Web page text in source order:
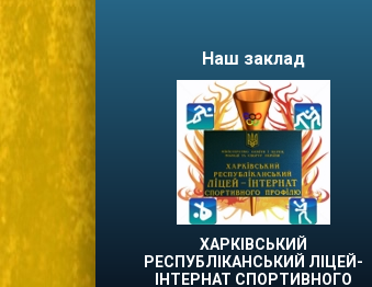
Наш заклад
ХАРКІВСЬКИЙ
РЕСПУБЛІКАНСЬКИЙ ЛІЦЕЙ-
ІНТЕРНАТ СПОРТИВНОГО